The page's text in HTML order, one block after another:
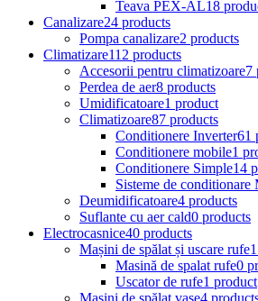
Teava PEX-AL18
Canalizare24 products
Pompa canalizare2 products
Climatizare112 products
Accesorii pentru climatizoare7
Perdea de aer8 products
Umidificatoare1 product
Climatizoare87 products
Conditionere Inverter61
Conditionere mobile1
Conditionere Simple14
Sisteme de
Deumidificatoare4 products
Suflante cu aer cald0 products
Electrocasnice40 products
Mașini de spălat și uscare rufe
Masină de spalat rufe0
Uscator de rufe1 product
Mașini de spălat vase4